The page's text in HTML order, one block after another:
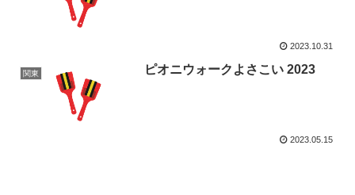
2023.10.31
関東 ピオニウォークよさこい 2023
2023.05.15